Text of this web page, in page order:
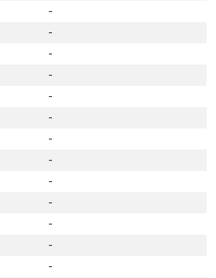
-
-
-
-
-
-
-
-
-
-
-
-
-